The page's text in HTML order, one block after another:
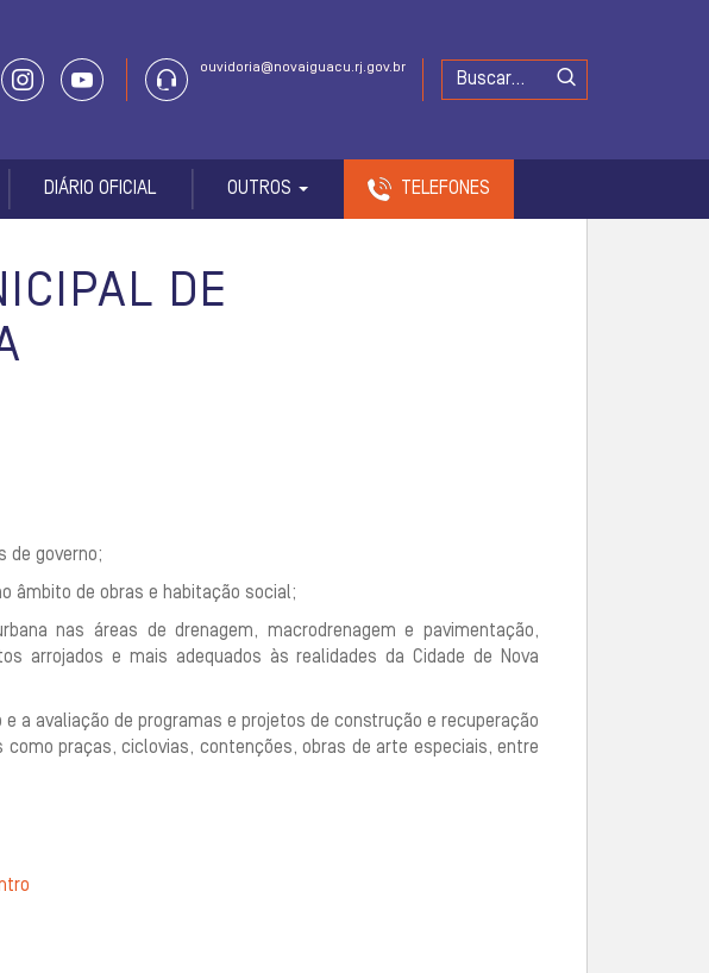
ouvidoria@novaiguacu.rj.gov.br
DIÁRIO OFICIAL OUTROS TELEFONES
DE
de governo;
âmbito de obras e habitação social;
nas áreas de drenagem, macrodrenagem e pavimentação,
arrojados e mais adequados às realidades da Cidade de Nova
a avaliação de programas e projetos de construção e recuperação
praças, ciclovias, contenções, obras de arte especiais, entre